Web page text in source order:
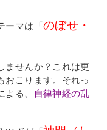
ーマは「のぼせ・
ませんか？これは更
おこります。それっ
る、
自律神経の乱